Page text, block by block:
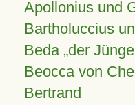
Apollonius und
Bartholuccius
Beda „der
Beocca von
Bertrand